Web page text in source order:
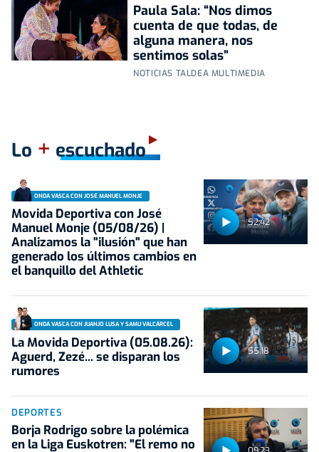
Paula Sala: “Nos dimos
cuenta de que todas, de
alguna manera, nos
sentimos solas”
NOTICIAS TALDEA MULTIMEDIA
Lo + escuchado
52:42
ONDA VASCA CON JOSÉ MANUEL MONJE
Movida Deportiva con José
Manuel Monje (05/08/26) |
Analizamos la "ilusión" que han
generado los últimos cambios en
el banquillo del Athletic
55:18
ONDA VASCA CON JUANJO LUSA Y SAMU VALCÁRCEL
La Movida Deportiva (05.08.26):
Aguerd, Zezé... se disparan los
rumores
DEPORTES
Borja Rodrigo sobre la polémica
en la Liga Euskotren: "El remo no